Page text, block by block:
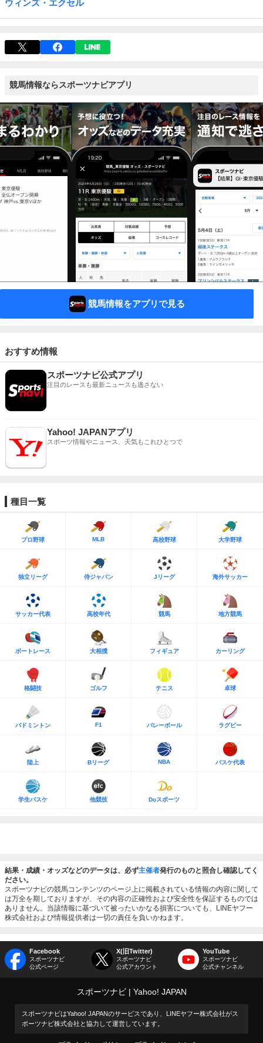
ウィンズ・エクセル
競馬情報ならスポーツナビアプリ
競馬情報をアプリで見る
おすすめ情報
スポーツナビ公式アプリ
注目のレースも最新ニュースも逃さない
Yahoo! JAPANアプリ
スポーツ情報やニュース、天気もこれひとつで
種目一覧
プロ野球 MLB 高校野球 大学野球
独立リーグ 侍ジャパン Jリーグ 海外サッカー
サッカー代表 高校年代 競馬 地方競馬
ボートレース 大相撲 フィギュア カーリング
格闘技 ゴルフ テニス 卓球
バドミントン F1 バレーボール ラグビー
陸上 Bリーグ NBA バスケ代表
学生バスケ 他競技 Doスポーツ
結果・成績・オッズなどのデータは、必ず主催者発行のものと照合し確認してく
ださい。
スポーツナビの競馬コンテンツのページ上に掲載されている情報の内容に関して
は万全を期しておりますが、その内容の正確性および安全性を保証するものでは
ありません。当該情報に基づいて被ったいかなる損害についても、LINEヤフー
株式会社および情報提供者は一切の責任を負いかねます。
Facebook
スポーツナビ
公式ページ
X(旧Twitter)
スポーツナビ
公式アカウント
YouTube
スポーツナビ
公式チャンネル
スポーツナビ Yahoo! JAPAN
スポーツナビはYahoo! JAPANのサービスであり、LINEヤフー株式会社がス
ポーツナビ株式会社と協力して運営しています。